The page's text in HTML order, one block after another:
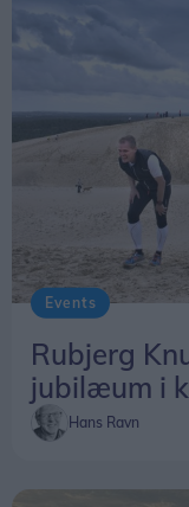
Events
Rubjerg
jubilæum i
Hans Ravn